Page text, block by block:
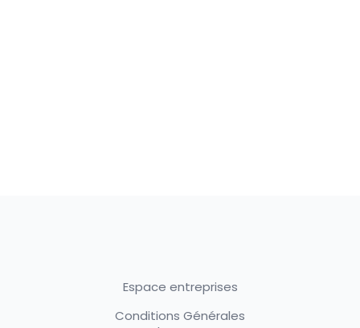
Espace entreprises
Conditions Générales